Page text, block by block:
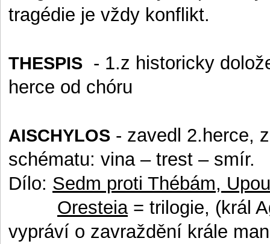
tragédie je vždy konflikt.
THESPIS - 1.z historicky
herce od chóru
AISCHYLOS - zavedl 2.herce,
schématu: vina – trest – smír.
Dílo: Sedm proti Thébám,
Oresteia= trilogie, (král
vypráví o zavraždění krále